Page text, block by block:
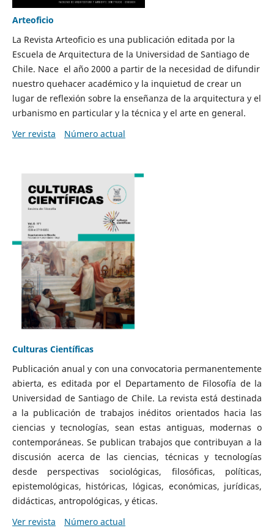
Arteoficio
La Revista Arteoficio es una publicación editada por la
Escuela de Arquitectura de la Universidad de Santiago de
Chile. Nace el año 2000 a partir de la necesidad de difundir
nuestro quehacer académico y la inquietud de crear un
lugar de reflexión sobre la enseñanza de la arquitectura y el
urbanismo en particular y la técnica y el arte en general.
Ver revista
Número actual
Culturas Científicas
Publicación anual y con una convocatoria permanentemente
abierta, es editada por el Departamento de Filosofía de la
Universidad de Santiago de Chile. La revista está destinada
a la publicación de trabajos inéditos orientados hacia las
ciencias y tecnologías, sean estas antiguas, modernas o
contemporáneas. Se publican trabajos que contribuyan a la
discusión acerca de las ciencias, técnicas y tecnologías
desde perspectivas sociológicas, filosóficas, políticas,
epistemológicas, históricas, lógicas, económicas, jurídicas,
didácticas, antropológicas, y éticas.
Ver revista
Número actual